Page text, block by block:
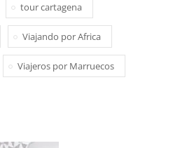
tour cartagena
Viajando por Africa
Viajeros por Marruecos